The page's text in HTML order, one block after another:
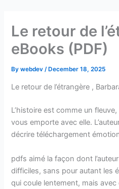
contentLe retour de
eBooks (PDF)
Bywebdev /December 18, 2025
Le retour de l’étrangère ,
L’histoire est comme un
vous emporte avec elle.
décrire téléchargement
pdfs aimé la façon dont
difficiles, sans pour autant les
qui coule lentement, mais